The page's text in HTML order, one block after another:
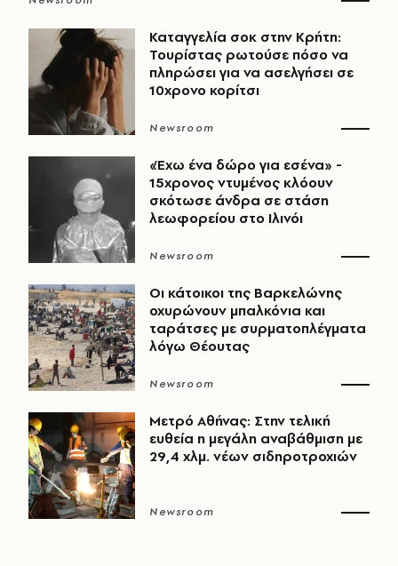
Καταγγελία σοκ στην Κρήτη:
Τουρίστας ρωτούσε πόσο να
πληρώσει για να ασελγήσει σε
10χρονο κορίτσι
Newsroom
«Έχω ένα δώρο για εσένα» -
15χρονος ντυμένος κλόουν
σκότωσε άνδρα σε στάση
λεωφορείου στο Ιλινόι
Newsroom
Οι κάτοικοι της Βαρκελώνης
οχυρώνουν μπαλκόνια και
ταράτσες με συρματοπλέγματα
λόγω Θέουτας
Newsroom
Μετρό Αθήνας: Στην τελική
ευθεία η μεγάλη αναβάθμιση με
29,4 χλμ. νέων σιδηροτροχιών
Newsroom